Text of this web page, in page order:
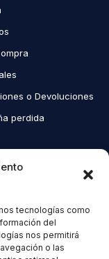
tecnologías como
del
nos permitirá
o las
o Devoluciones
perdida
reservados.